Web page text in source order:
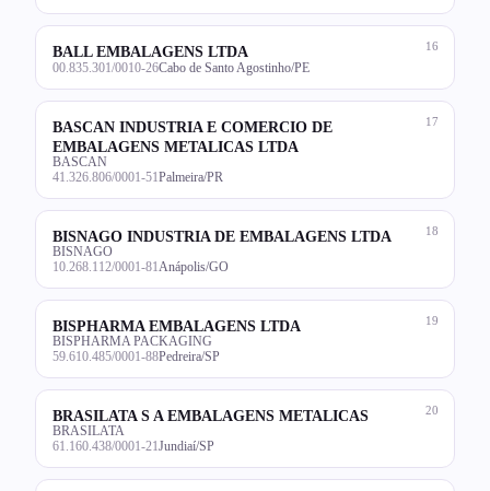
16
BALL EMBALAGENS LTDA
00.835.301/0010-26Cabo de Santo Agostinho/PE
17
BASCAN INDUSTRIA E COMERCIO DE
EMBALAGENS METALICAS LTDA
BASCAN
41.326.806/0001-51 Palmeira/PR
18
BISNAGO INDUSTRIA DE EMBALAGENS LTDA
BISNAGO
10.268.112/0001-81 Anápolis/GO
19
BISPHARMA EMBALAGENS LTDA
BISPHARMA PACKAGING
59.610.485/0001-88Pedreira/SP
20
BRASILATA S A EMBALAGENS METALICAS
BRASILATA
61.160.438/0001-21 Jundiaí/SP